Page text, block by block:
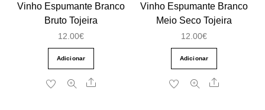
Vinho Espumante Branco
Bruto Tojeira
12.00€
Adicionar
Share
Vinho Espumante Branco
Meio Seco Tojeira
12.00€
Adicionar
Share